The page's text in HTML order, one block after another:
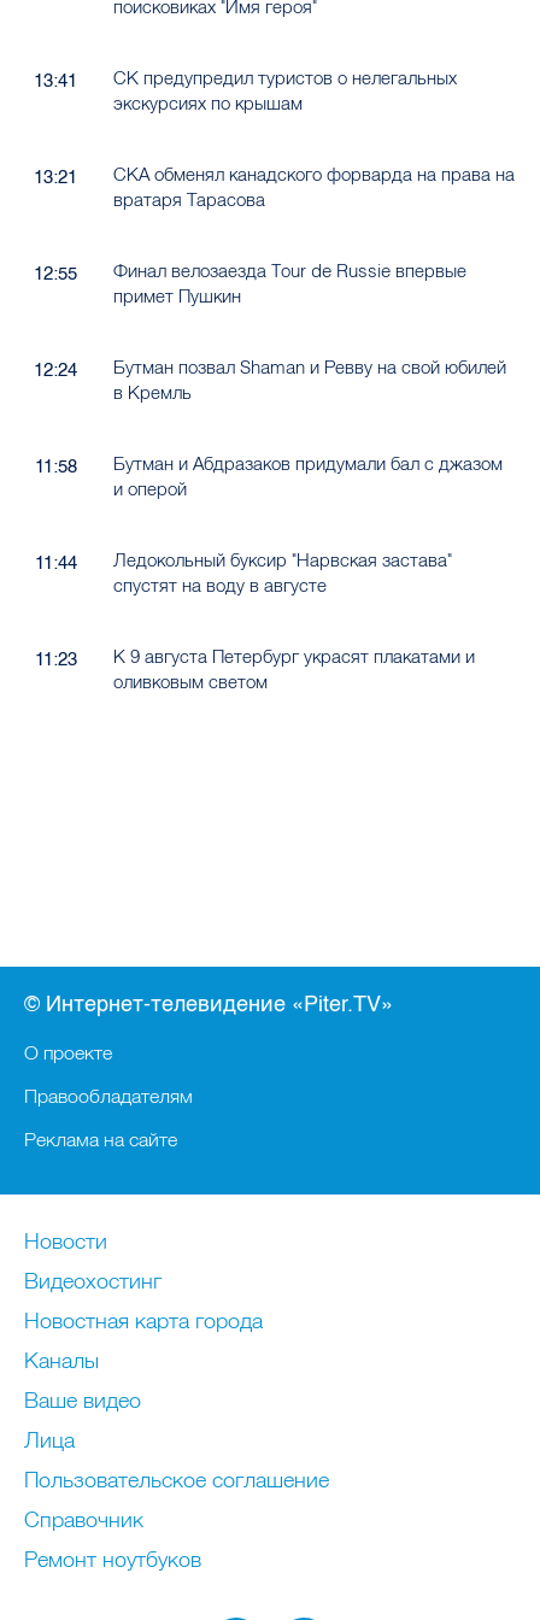
поисковиках "Имя героя"
13:41
СК предупредил туристов о нелегальных
экскурсиях по крышам
13:21
СКА обменял канадского форварда на права на
вратаря Тарасова
12:55
Финал велозаезда Tour de Russie впервые
примет Пушкин
12:24
Бутман позвал Shaman и Ревву на свой юбилей
в Кремль
11:58
Бутман и Абдразаков придумали бал с джазом
и оперой
11:44
Ледокольный буксир "Нарвская застава"
спустят на воду в августе
11:23
К 9 августа Петербург украсят плакатами и
оливковым светом
© Интернет-телевидение «Piter.TV»
О проекте
Правообладателям
Реклама на сайте
Новости
Видеохостинг
Новостная карта города
Каналы
Ваше видео
Лица
Пользовательское соглашение
Справочник
Ремонт нoутбуков